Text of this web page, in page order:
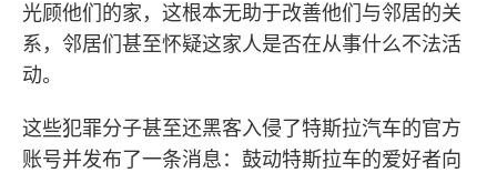
光顾他们的家，这根本无助于改善他们与邻居的关
系，邻居们甚至怀疑这家人是否在从事什么不法活
动。
这些犯罪分子甚至还黑客入侵了特斯拉汽车的官方
账号并发布了一条消息：鼓动特斯拉车的爱好者向